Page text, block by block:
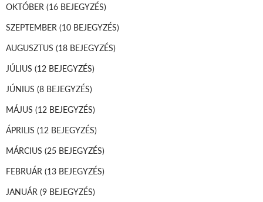
OKTÓBER (16 BEJEGYZÉS)
SZEPTEMBER (10 BEJEGYZÉS)
AUGUSZTUS (18 BEJEGYZÉS)
JÚLIUS (12 BEJEGYZÉS)
JÚNIUS (8 BEJEGYZÉS)
MÁJUS (12 BEJEGYZÉS)
ÁPRILIS (12 BEJEGYZÉS)
MÁRCIUS (25 BEJEGYZÉS)
FEBRUÁR (13 BEJEGYZÉS)
JANUÁR (9 BEJEGYZÉS)